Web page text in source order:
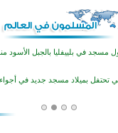
مسجد في بلييفليا بالجبل الأسود
تحتفل بميلاد مسجد جديد في أجواء
ريف أستراليا يفتتح أبوابه بعد